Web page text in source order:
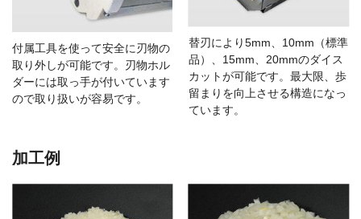
付属工具を使って安全に刃物の
取り外しが可能です。刃物ホル
ダーには取っ手が付いています
ので取り扱いが容易です。
替刃により5mm、10mm（標準
品）、15mm、20mmのダイス
カットが可能です。最大限、歩
留まりを向上させる構造になっ
ています。
加工例